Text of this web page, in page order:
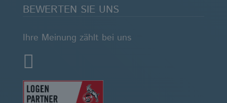
BEWERTEN SIE UNS
Ihre Meinung zählt bei uns